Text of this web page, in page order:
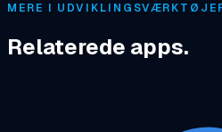
MERE I
Relaterede apps.